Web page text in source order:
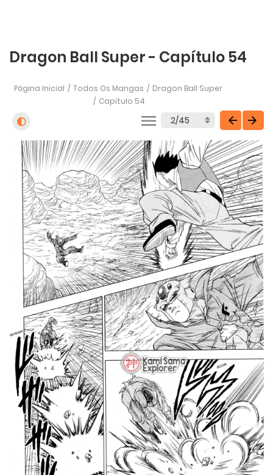
Dragon Ball Super - Capítulo 54
Página Inicial Todos Os Mangas
Dragon Ball Super
Capítulo 54